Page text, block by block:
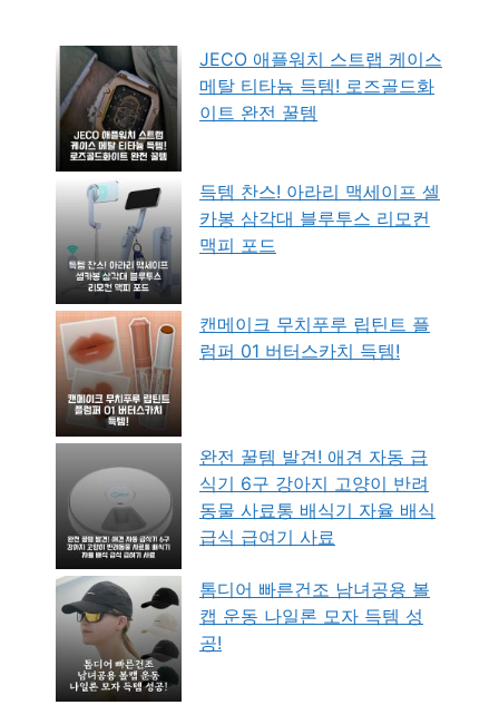
JECO 애플워치 스트랩 케이스
메탈 티타늄 득템! 로즈골드화
이트 완전 꿀템
득템 찬스! 아라리 맥세이프 셀
카봉 삼각대 블루투스 리모컨
맥피 포드
캔메이크 무치푸루 립틴트 플
럼퍼 01 버터스카치 득템!
완전 꿀템 발견! 애견 자동 급
식기 6구 강아지 고양이 반려
동물 사료통 배식기 자율 배식
급식 급여기 사료
톰디어 빠른건조 남녀공용 볼
캡 운동 나일론 모자 득템 성
공!